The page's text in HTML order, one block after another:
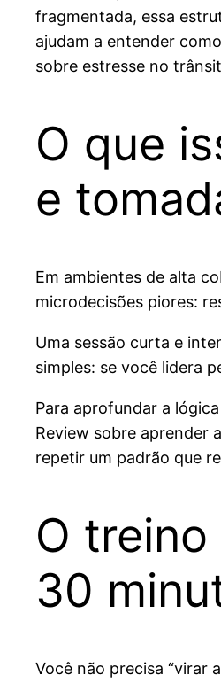
fragmentada, essa
ajudam a entender
sobre estresse no
O que
e
Em ambientes de alta
microdecisões piores:
Uma sessão curta e
simples: se você lidera
Para aprofundar a
Review sobre aprender
repetir um padrão que
O
30
Você não precisa “virar